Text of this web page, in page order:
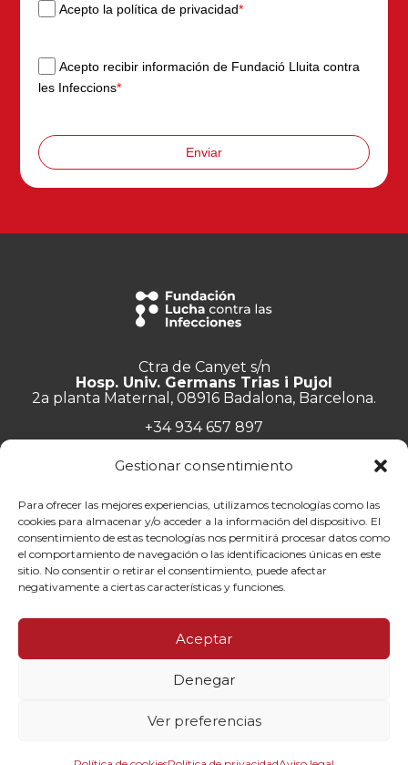
Gestionar consentimiento
Para ofrecer las mejores experiencias, utilizamos tecnologías como las
cookies para almacenar y/o acceder a la información del dispositivo. El
consentimiento de estas tecnologías nos permitirá procesar datos como
el comportamiento de navegación o las identificaciones únicas en este
sitio. No consentir o retirar el consentimiento, puede afectar
negativamente a ciertas características y funciones.
Aceptar
Denegar
Ver preferencias
Acepto la política de privacidad*
Acepto recibir información de Fundació Lluita contra
les Infeccions*
Enviar
Ctra de Canyet s/n
Hosp. Univ. Germans Trias i Pujol
2a planta Maternal, 08916 Badalona, Barcelona.
+34 934 657 897
info@lluita.org
Trabaja con nosotros
Transparencia
Canal de denuncias
Contacto
privacidad·Política de cookies